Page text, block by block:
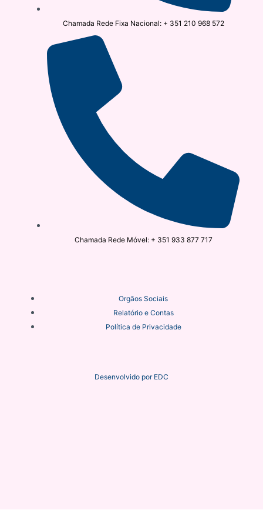
Chamada Rede Fixa Nacional: + 351 210 968 572
Chamada Rede Móvel: + 351 933 877 717
Orgãos Sociais
Relatório e Contas
Política de Privacidade
Desenvolvido por EDC